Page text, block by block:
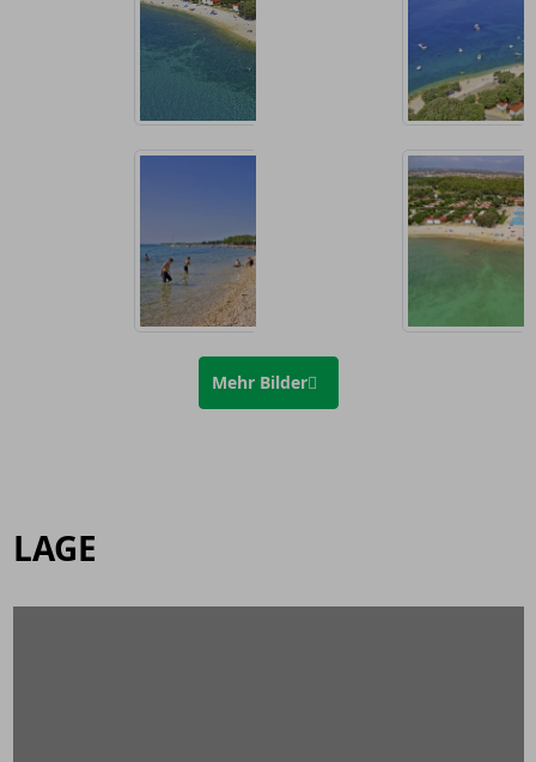
Mehr Bilder
LAGE